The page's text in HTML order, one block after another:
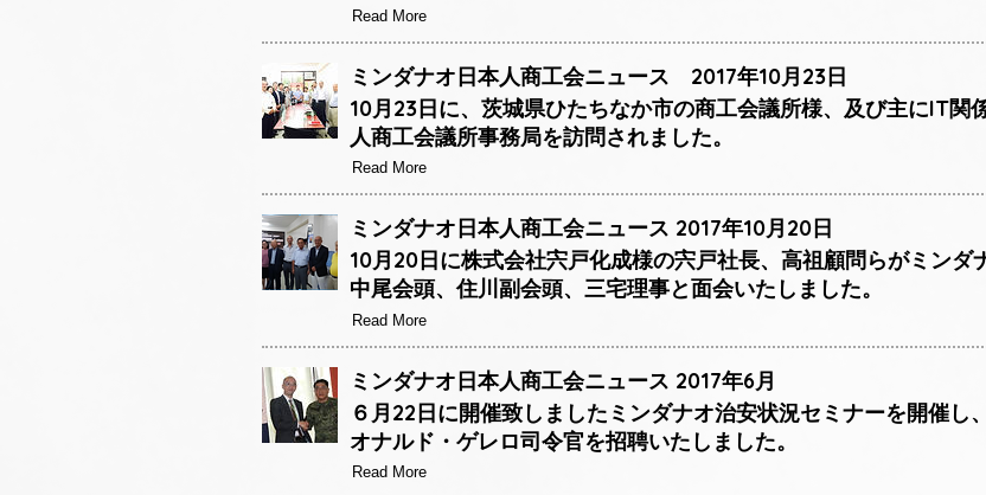
Read More
ミンダナオ日本人商工会ニュース 2017年10月23日
10月23日に、茨城県ひたちなか市の商工会議所様、及び主にIT関
人商工会議所事務局を訪問されました。
Read More
ミンダナオ日本人商工会ニュース 2017年10月20日
10月20日に株式会社宍戸化成様の宍戸社長、高祖顧問らがミンダ
中尾会頭、住川副会頭、三宅理事と面会いたしました。
Read More
ミンダナオ日本人商工会ニュース 2017年6月
６月22日に開催致しましたミンダナオ治安状況セミナーを開催し
オナルド・ゲレロ司令官を招聘いたしました。
Read More